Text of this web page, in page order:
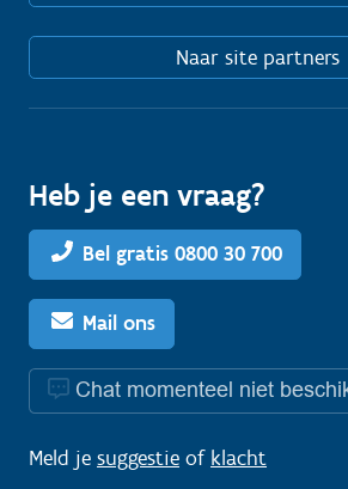
Naar site partners
Heb je een vraag?
Bel gratis 0800 30 700
Mail ons
Chat momenteel niet
Meld je suggestie of klacht